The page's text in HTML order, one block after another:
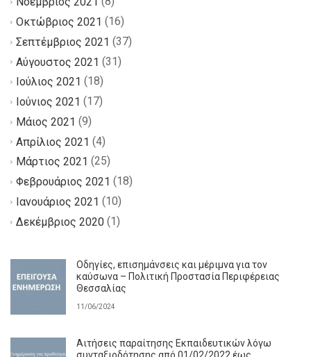
Οκτώβριος 2021 (16)
Σεπτέμβριος 2021 (37)
Αύγουστος 2021 (31)
Ιούλιος 2021 (18)
Ιούνιος 2021 (17)
Μάιος 2021 (9)
Απρίλιος 2021 (4)
Μάρτιος 2021 (25)
Φεβρουάριος 2021 (18)
Ιανουάριος 2021 (10)
Δεκέμβριος 2020 (1)
Οδηγίες, επισημάνσεις και μέριμνα για τον
καύσωνα – Πολιτική Προστασία Περιφέρειας
Θεσσαλίας
11/06/2024
Αιτήσεις παραίτησης Εκπαιδευτικών λόγω
συνταξιοδότησης από 01/02/2022 έως